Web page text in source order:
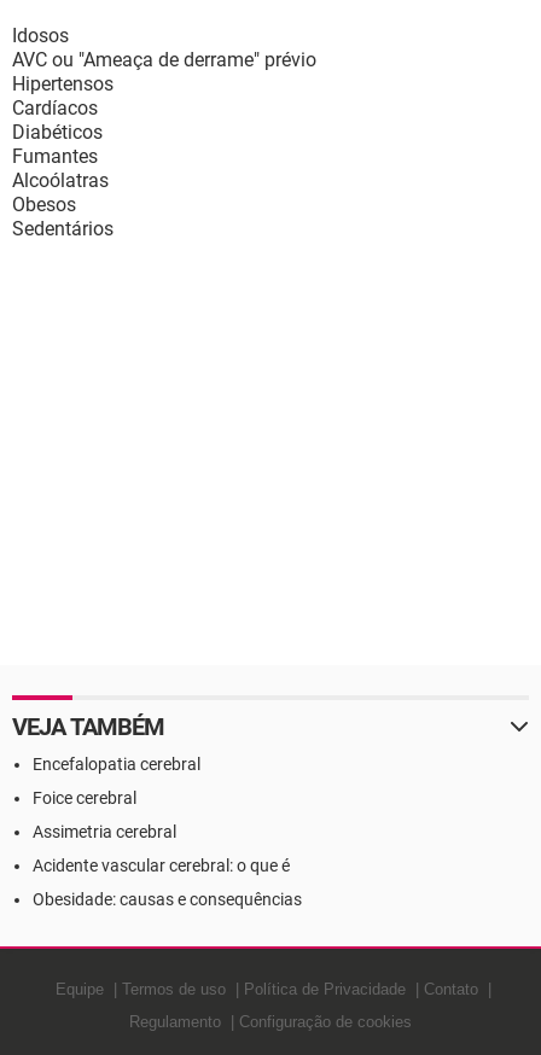
Idosos
AVC ou "Ameaça de derrame" prévio
Hipertensos
Cardíacos
Diabéticos
Fumantes
Alcoólatras
Obesos
Sedentários
VEJA TAMBÉM
Encefalopatia cerebral
Foice cerebral
Assimetria cerebral
Acidente vascular cerebral: o que é
Obesidade: causas e consequências
Equipe Termos de uso Política de Privacidade
Contato
Regulamento
Configuração de cookies